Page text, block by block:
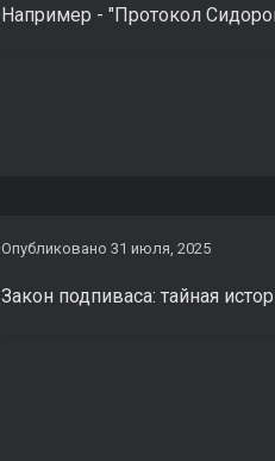
Например - "Протокол
Опубликовано 31 июля, 2025
Закон подпиваса: тайная